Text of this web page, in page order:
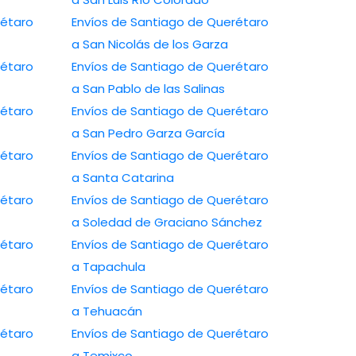
Envíos de Santiago de Querétaro
a San Nicolás de los Garza
Envíos de Santiago de Querétaro
a San Pablo de las Salinas
Envíos de Santiago de Querétaro
a San Pedro Garza García
Envíos de Santiago de Querétaro
a Santa Catarina
Envíos de Santiago de Querétaro
a Soledad de Graciano Sánchez
Envíos de Santiago de Querétaro
a Tapachula
Envíos de Santiago de Querétaro
a Tehuacán
Envíos de Santiago de Querétaro